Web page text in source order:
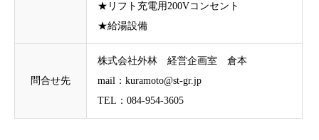
★リフト充電用200Vコンセント
★給湯設備
問合せ先
株式会社外林 経営企画室 倉本
mail：kuramoto@st-gr.jp
TEL：084-954-3605